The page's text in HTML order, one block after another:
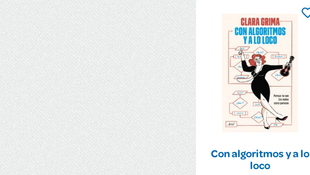
Con algoritmos y a lo
loco